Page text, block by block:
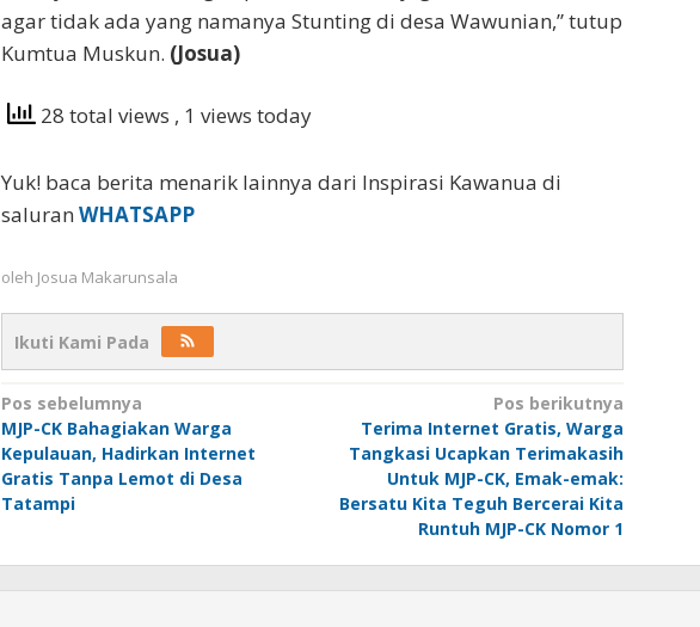
agar tidak ada yang namanya Stunting di desa Wawunian,” tutup
Kumtua Muskun. (Josua)
28 total views , 1 views today
Yuk! baca berita menarik lainnya dari Inspirasi Kawanua di
saluran WHATSAPP
oleh Josua Makarunsala
Ikuti Kami Pada
Navigasi
pos
Pos sebelumnya
MJP-CK Bahagiakan Warga
Kepulauan, Hadirkan Internet
Gratis Tanpa Lemot di Desa
Tatampi
Pos berikutnya
Terima Internet Gratis, Warga
Tangkasi Ucapkan Terimakasih
Untuk MJP-CK, Emak-emak:
Bersatu Kita Teguh Bercerai Kita
Runtuh MJP-CK Nomor 1